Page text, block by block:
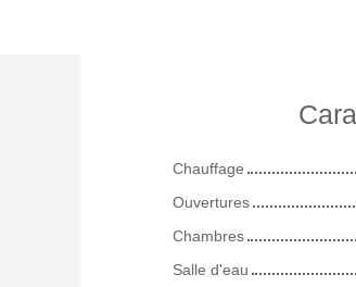
Chauffage
Ouvertures
Chambres
Salle d'eau